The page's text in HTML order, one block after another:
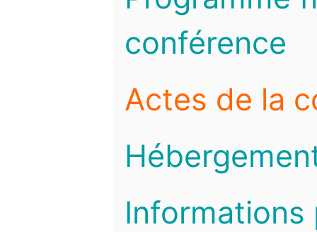
conférence
Actes de la
Informations